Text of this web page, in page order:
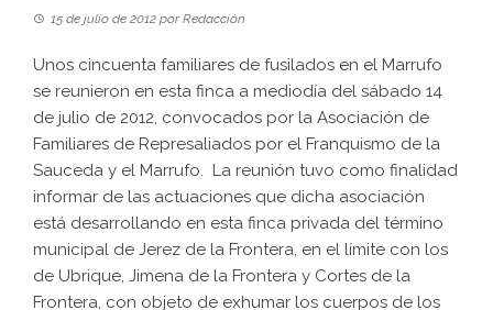
15 de julio de 2012 porRedacción
Unos cincuenta familiares de fusilados en el Marrufo
se reunieron en esta finca a mediodía del sábado 14
de julio de 2012, convocados por la Asociación de
Familiares de Represaliados por el Franquismo de la
Sauceda y el Marrufo. La reunión tuvo como finalidad
informar de las actuaciones que dicha asociación
está desarrollando en esta finca privada del término
municipal de Jerez de la Frontera, en el límite con los
de Ubrique, Jimena de la Frontera y Cortes de la
Frontera, con objeto de exhumar los cuerpos de los